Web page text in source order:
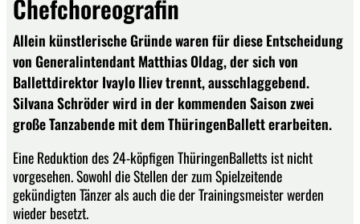
Chefchoreografin
Allein künstlerische Gründe waren für diese Entscheidung
von Generalintendant Matthias Oldag, der sich von
Ballettdirektor Ivaylo Iliev trennt, ausschlaggebend.
Silvana Schröder wird in der kommenden Saison zwei
große Tanzabende mit dem ThüringenBallett erarbeiten.
Eine Reduktion des 24-köpfigen ThüringenBalletts ist nicht
vorgesehen. Sowohl die Stellen der zum Spielzeitende
gekündigten Tänzer als auch die der Trainingsmeister werden
wieder besetzt.